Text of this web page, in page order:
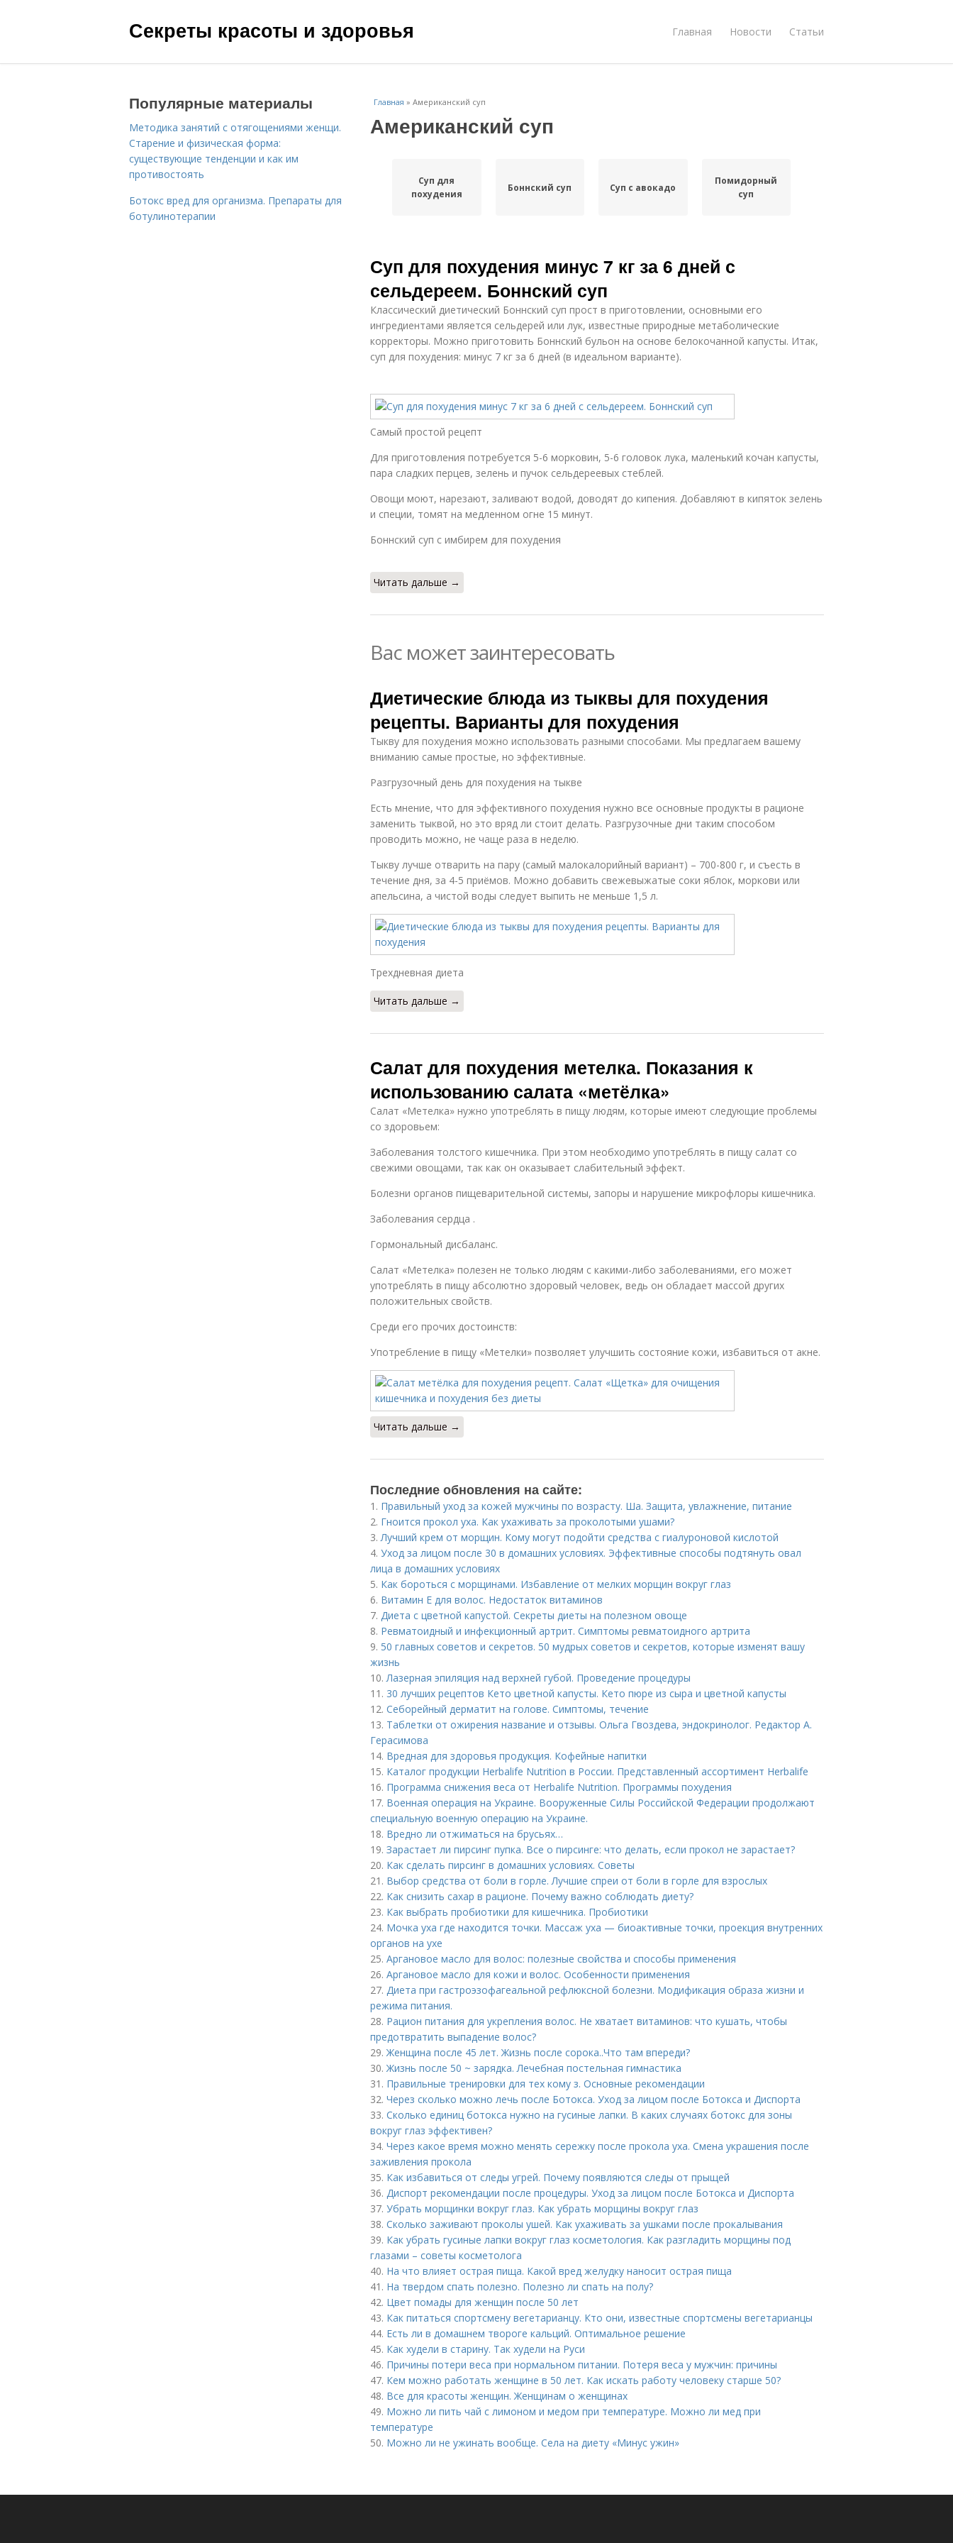
Секреты красоты и здоровья Главная Новости Статьи
Главная » Американский суп
Американский суп
Суп для
похудения
Боннский суп Суп с авокадо
Помидорный
суп
Суп для похудения минус 7 кг за 6 дней с
сельдереем. Боннский суп
Классический диетический Боннский суп прост в приготовлении, основными его
ингредиентами является сельдерей или лук, известные природные метаболические
корректоры. Можно приготовить Боннский бульон на основе белокочанной капусты. Итак,
суп для похудения: минус 7 кг за 6 дней (в идеальном варианте).
Самый простой рецепт
Для приготовления потребуется 5-6 морковин, 5-6 головок лука, маленький кочан капусты,
пара сладких перцев, зелень и пучок сельдереевых стеблей.
Овощи моют, нарезают, заливают водой, доводят до кипения. Добавляют в кипяток зелень
и специи, томят на медленном огне 15 минут.
Боннский суп с имбирем для похудения
Читать дальше →
Вас может заинтересовать
Диетические блюда из тыквы для похудения
рецепты. Варианты для похудения
Тыкву для похудения можно использовать разными способами. Мы предлагаем вашему
вниманию самые простые, но эффективные.
Разгрузочный день для похудения на тыкве
Есть мнение, что для эффективного похудения нужно все основные продукты в рационе
заменить тыквой, но это вряд ли стоит делать. Разгрузочные дни таким способом
проводить можно, не чаще раза в неделю.
Тыкву лучше отварить на пару (самый малокалорийный вариант) – 700-800 г, и съесть в
течение дня, за 4-5 приёмов. Можно добавить свежевыжатые соки яблок, моркови или
апельсина, а чистой воды следует выпить не меньше 1,5 л.
Трехдневная диета
Читать дальше →
Салат для похудения метелка. Показания к
использованию салата «метёлка»
Салат «Метелка» нужно употреблять в пищу людям, которые имеют следующие проблемы
со здоровьем:
Заболевания толстого кишечника. При этом необходимо употреблять в пищу салат со
свежими овощами, так как он оказывает слабительный эффект.
Болезни органов пищеварительной системы, запоры и нарушение микрофлоры кишечника.
Заболевания сердца .
Гормональный дисбаланс.
Салат «Метелка» полезен не только людям с какими-либо заболеваниями, его может
употреблять в пищу абсолютно здоровый человек, ведь он обладает массой других
положительных свойств.
Среди его прочих достоинств:
Употребление в пищу «Метелки» позволяет улучшить состояние кожи, избавиться от акне.
Читать дальше →
Последние обновления на сайте:
1. Правильный уход за кожей мужчины по возрасту. Ша. Защита, увлажнение, питание
2. Гноится прокол уха. Как ухаживать за проколотыми ушами?
3.Лучший крем от морщин. Кому могут подойти средства с гиалуроновой кислотой
4. Уход за лицом после 30 в домашних условиях. Эффективные способы подтянуть овал
лица в домашних условиях
5. Как бороться с морщинами. Избавление от мелких морщин вокруг глаз
6. Витамин Е для волос. Недостаток витаминов
7. Диета с цветной капустой. Секреты диеты на полезном овоще
8. Ревматоидный и инфекционный артрит. Симптомы ревматоидного артрита
9. 50 главных советов и секретов. 50 мудрых советов и секретов, которые изменят вашу
жизнь
10.Лазерная эпиляция над верхней губой. Проведение процедуры
11. 30 лучших рецептов Кето цветной капусты. Кето пюре из сыра и цветной капусты
12. Себорейный дерматит на голове. Cимптомы, течение
13. Таблетки от ожирения название и отзывы. Ольга Гвоздева, эндокринолог. Редактор А.
Герасимова
14. Вредная для здоровья продукция. Кофейные напитки
15. Каталог продукции Herbalife Nutrition в России. Представленный ассортимент Herbalife
16. Программа снижения веса от Herbalife Nutrition. Программы похудения
17. Военная операция на Украине. Вооруженные Силы Российской Федерации продолжают
специальную военную операцию на Украине.
18. Вредно ли отжиматься на брусьях…
19. Зарастает ли пирсинг пупка. Все о пирсинге: что делать, если прокол не зарастает?
20. Как сделать пирсинг в домашних условиях. Советы
21. Выбор средства от боли в горле. Лучшие спреи от боли в горле для взрослых
22. Как снизить сахар в рационе. Почему важно соблюдать диету?
23. Как выбрать пробиотики для кишечника. Пробиотики
24. Мочка уха где находится точки. Массаж уха — биоактивные точки, проекция внутренних
органов на ухе
25. Аргановое масло для волос: полезные свойства и способы применения
26. Аргановое масло для кожи и волос. Особенности применения
27. Диета при гастроэзофагеальной рефлюксной болезни. Модификация образа жизни и
режима питания.
28. Рацион питания для укрепления волос. Не хватает витаминов: что кушать, чтобы
предотвратить выпадение волос?
29.Женщина после 45 лет. Жизнь после сорока..Что там впереди?
30.Жизнь после 50 ~ зарядка. Лечебная постельная гимнастика
31. Правильные тренировки для тех кому з. Основные рекомендации
32. Через сколько можно лечь после Ботокса. Уход за лицом после Ботокса и Диспорта
33. Сколько единиц ботокса нужно на гусиные лапки. В каких случаях ботокс для зоны
вокруг глаз эффективен?
34. Через какое время можно менять сережку после прокола уха. Смена украшения после
заживления прокола
35. Как избавиться от следы угрей. Почему появляются следы от прыщей
36. Диспорт рекомендации после процедуры. Уход за лицом после Ботокса и Диспорта
37. Убрать морщинки вокруг глаз. Как убрать морщины вокруг глаз
38. Сколько заживают проколы ушей. Как ухаживать за ушками после прокалывания
39. Как убрать гусиные лапки вокруг глаз косметология. Как разгладить морщины под
глазами – советы косметолога
40. На что влияет острая пища. Какой вред желудку наносит острая пища
41. На твердом спать полезно. Полезно ли спать на полу?
42. Цвет помады для женщин после 50 лет
43. Как питаться спортсмену вегетарианцу. Кто они, известные спортсмены вегетарианцы
44. Есть ли в домашнем твороге кальций. Оптимальное решение
45. Как худели в старину. Так худели на Руси
46. Причины потери веса при нормальном питании. Потеря веса у мужчин: причины
47. Кем можно работать женщине в 50 лет. Как искать работу человеку старше 50?
48. Все для красоты женщин. Женщинам о женщинах
49. Можно ли пить чай с лимоном и медом при температуре. Можно ли мед при
температуре
50. Можно ли не ужинать вообще. Села на диету «Минус ужин»
Популярные материалы
Методика занятий с отягощениями женщи.
Старение и физическая форма:
существующие тенденции и как им
противостоять
Ботокс вред для организма. Препараты для
ботулинотерапии